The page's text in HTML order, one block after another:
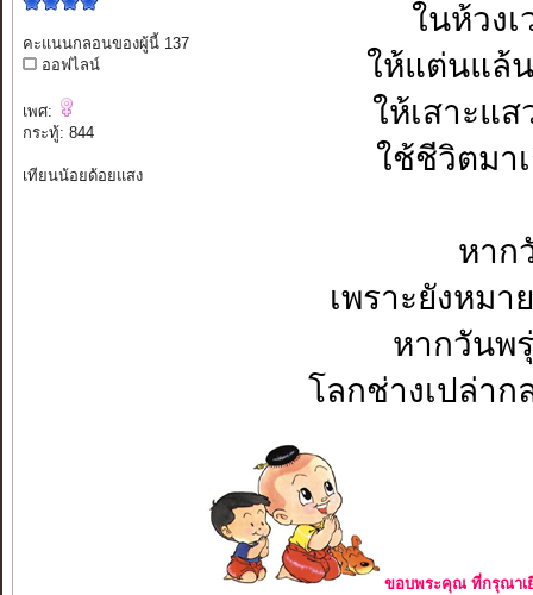
คะแนนกลอนของผู้นี้ 137
ออฟไลน์
เพศ:
กระทู้: 844
เทียนน้อยด้อยแสง
ในห้วง
ให้แต่นแล้
ให้เสาะแ
ใช้ชีวิตมา
หาก
เพราะยังหมา
หากวันพ
โลกช่างเปล่าก
ขอบพระคุณ ที่กรุณาเ